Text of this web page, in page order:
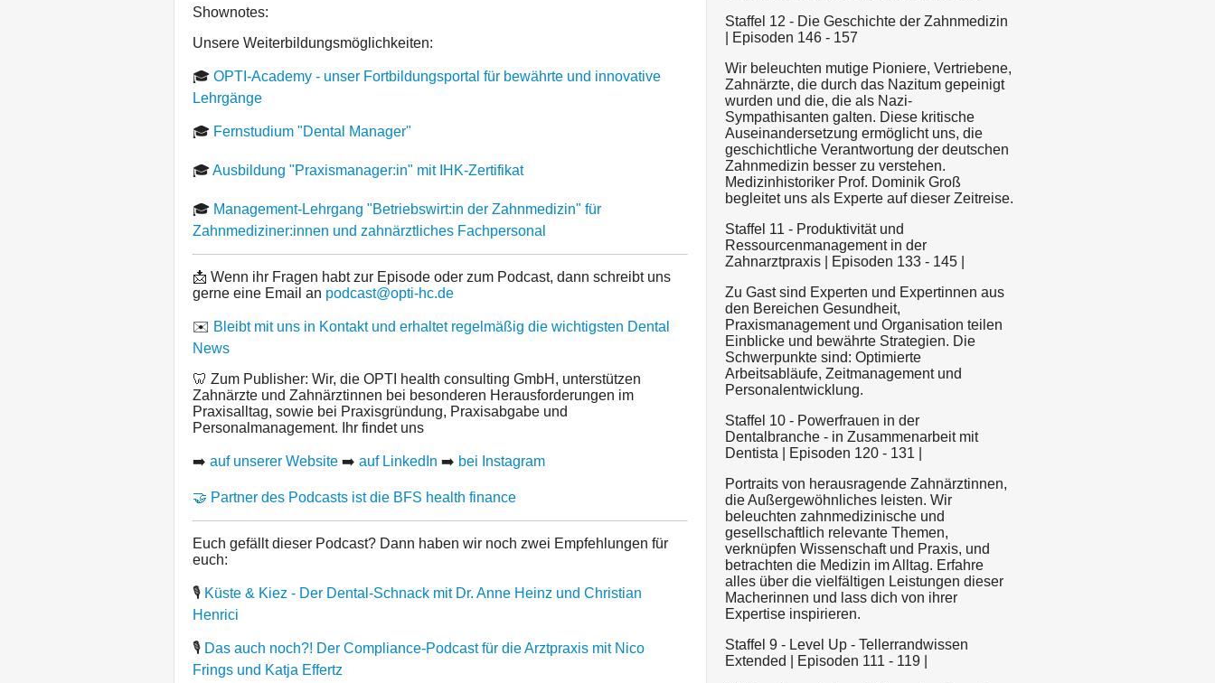
Shownotes:
Unsere Weiterbildungsmöglichkeiten:
🎓 OPTI-Academy - unser Fortbildungsportal für bewährte und innovative
Lehrgänge
🎓 Fernstudium "Dental Manager"
🎓 Ausbildung "Praxismanager:in" mit IHK-Zertifikat
🎓 Management-Lehrgang "Betriebswirt:in der Zahnmedizin" für
Zahnmediziner:innen und zahnärztliches Fachpersonal
📩 Wenn ihr Fragen habt zur Episode oder zum Podcast, dann schreibt uns
gerne eine Email an podcast@opti-hc.de
✉️ Bleibt mit uns in Kontakt und erhaltet regelmäßig die wichtigsten Dental
News
🦷 Zum Publisher: Wir, die OPTI health consulting GmbH, unterstützen
Zahnärzte und Zahnärztinnen bei besonderen Herausforderungen im
Praxisalltag, sowie bei Praxisgründung, Praxisabgabe und
Personalmanagement. Ihr findet uns
➡️ auf unserer Website ➡️ auf LinkedIn ➡️ bei Instagram
🤝 Partner des Podcasts ist die BFS health finance
Euch gefällt dieser Podcast? Dann haben wir noch zwei Empfehlungen für
euch:
🎙 Küste & Kiez - Der Dental-Schnack mit Dr. Anne Heinz und Christian
Henrici
🎙 Das auch noch?! Der Compliance-Podcast für die Arztpraxis mit Nico
Frings und Katja Effertz
Staffel 12 - Die Geschichte der Zahnmedizin
| Episoden 146 - 157
Wir beleuchten mutige Pioniere, Vertriebene,
Zahnärzte, die durch das Nazitum gepeinigt
wurden und die, die als Nazi-
Sympathisanten galten. Diese kritische
Auseinandersetzung ermöglicht uns, die
geschichtliche Verantwortung der deutschen
Zahnmedizin besser zu verstehen.
Medizinhistoriker Prof. Dominik Groß
begleitet uns als Experte auf dieser Zeitreise.
Staffel 11 - Produktivität und
Ressourcenmanagement in der
Zahnarztpraxis | Episoden 133 - 145 |
Zu Gast sind Experten und Expertinnen aus
den Bereichen Gesundheit,
Praxismanagement und Organisation teilen
Einblicke und bewährte Strategien. Die
Schwerpunkte sind: Optimierte
Arbeitsabläufe, Zeitmanagement und
Personalentwicklung.
Staffel 10 - Powerfrauen in der
Dentalbranche - in Zusammenarbeit mit
Dentista | Episoden 120 - 131 |
Portraits von herausragende Zahnärztinnen,
die Außergewöhnliches leisten. Wir
beleuchten zahnmedizinische und
gesellschaftlich relevante Themen,
verknüpfen Wissenschaft und Praxis, und
betrachten die Medizin im Alltag. Erfahre
alles über die vielfältigen Leistungen dieser
Macherinnen und lass dich von ihrer
Expertise inspirieren.
Staffel 9 - Level Up - Tellerrandwissen
Extended | Episoden 111 - 119 |